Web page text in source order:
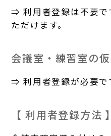
⇒ 利用者登録は不要で
ただけます。
会議室・練習室の
⇒ 利用者登録が必要で
【 利用者登録方法 】